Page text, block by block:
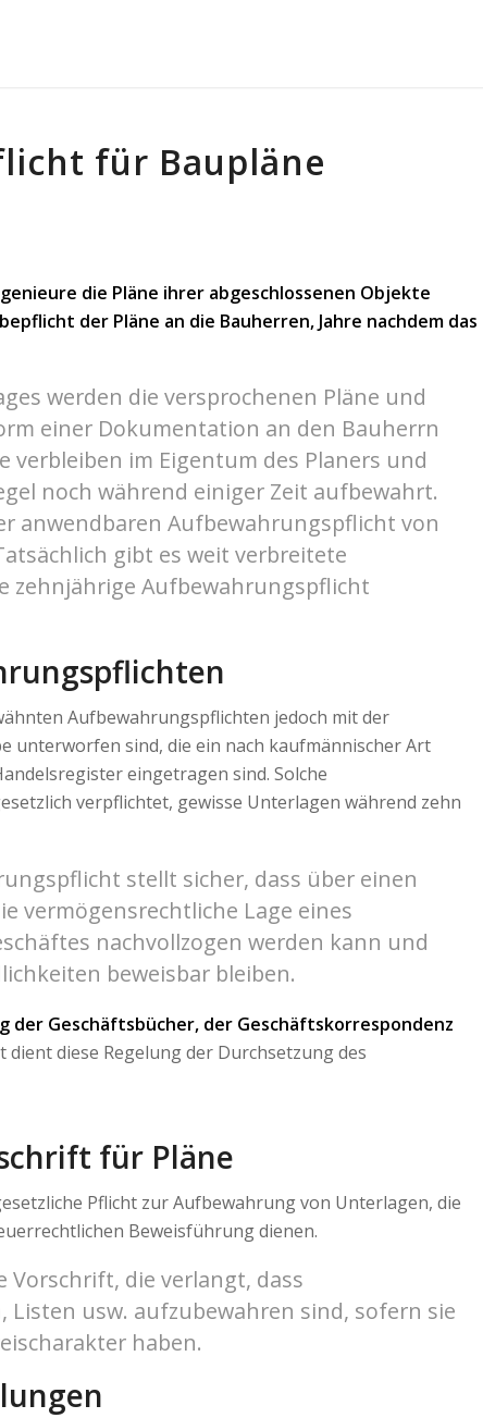
für Baupläne
die Pläne ihrer abgeschlossenen Objekte
der Pläne an die Bauherren, Jahre nachdem das
werden die versprochenen Pläne und
einer Dokumentation an den Bauherrn
verbleiben im Eigentum des Planers und
noch während einiger Zeit aufbewahrt.
anwendbaren Aufbewahrungspflicht von
gibt es weit verbreitete
zehnjährige Aufbewahrungspflicht
Aufbewahrungspflichten jedoch mit der
unterworfen sind, die ein nach kaufmännischer Art
eingetragen sind. Solche
verpflichtet, gewisse Unterlagen während zehn
stellt sicher, dass über einen
vermögensrechtliche Lage eines
nachvollzogen werden kann und
beweisbar bleiben.
der Geschäftsbücher, der Geschäftskorrespondenz
dient diese Regelung der Durchsetzung des
für Pläne
Pflicht zur Aufbewahrung von Unterlagen, die
Beweisführung dienen.
Vorschrift, die verlangt, dass
Listen usw. aufzubewahren sind, sofern sie
haben.